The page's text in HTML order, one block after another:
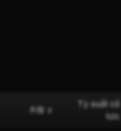
P/B
Tỷ suất cổ
tức